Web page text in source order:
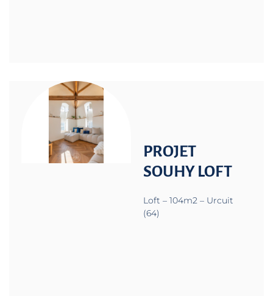
PROJET
SOUHY LOFT
Loft – 104m2 – Urcuit
(64)